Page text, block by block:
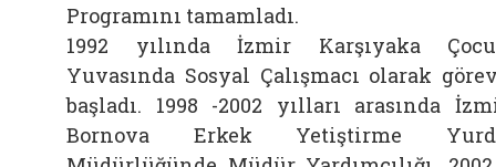
Programını tamamladı.
1992 yılında İzmir Karşıyaka
Yuvasında Sosyal Çalışmacı olarak
başladı. 1998 -2002 yılları arasında
Bornova Erkek Yetiştirme